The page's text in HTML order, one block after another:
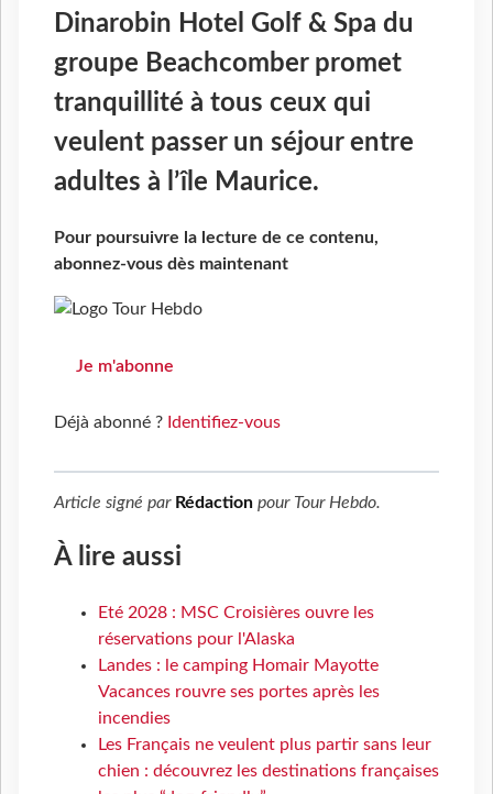
Dinarobin Hotel Golf & Spa du
groupe Beachcomber promet
tranquillité à tous ceux qui
veulent passer un séjour entre
adultes à l’île Maurice.
Pour poursuivre la lecture de ce contenu,
abonnez-vous dès maintenant
Je m'abonne
Déjà abonné ? Identifiez-vous
Article signé par Rédaction pour Tour Hebdo.
À lire aussi
Eté 2028 : MSC Croisières ouvre les
réservations pour l'Alaska
Landes : le camping Homair Mayotte
Vacances rouvre ses portes après les
incendies
Les Français ne veulent plus partir sans leur
chien : découvrez les destinations françaises